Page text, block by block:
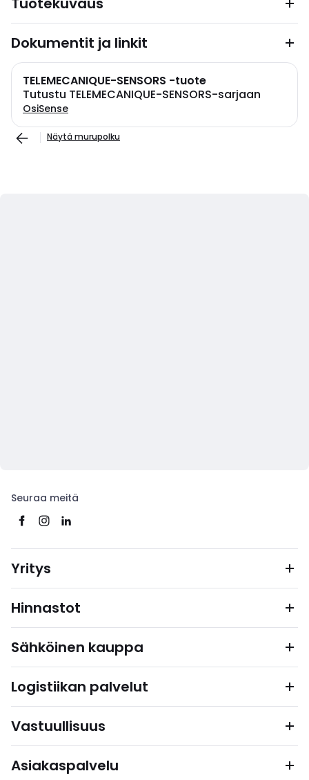
Dokumentit ja linkit
TELEMECANIQUE-SENSORS -tuote
Tutustu TELEMECANIQUE-SENSORS-sarjaan
OsiSense
Näytä murupolku
Seuraa meitä
Yritys
Hinnastot
Sähköinen kauppa
Logistiikan palvelut
Vastuullisuus
Asiakaspalvelu